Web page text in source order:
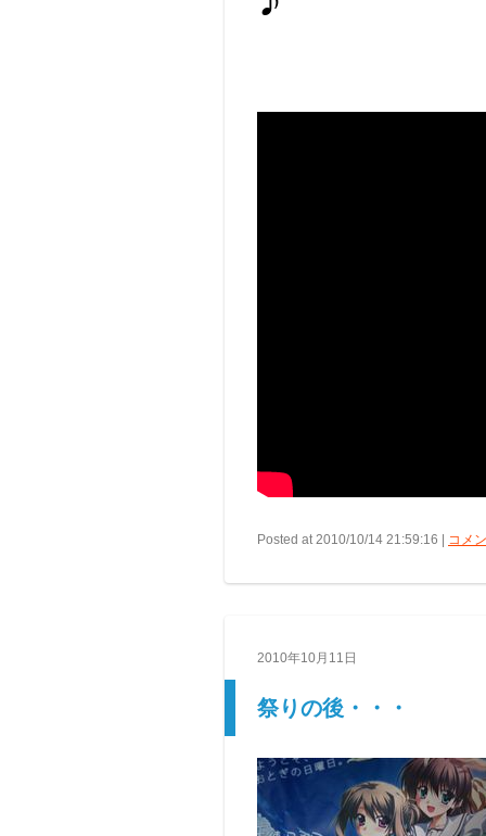
Posted at 2010/10/14 21:59:16 | コメ
2010年10月11日
祭りの後・・・